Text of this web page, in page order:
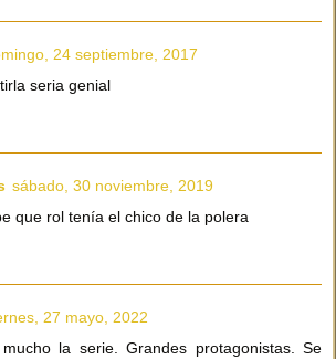
24 septiembre, 2017
seria genial
sábado, 30 noviembre, 2019
que rol tenía el chico de la polera
27 mayo, 2022
la serie. Grandes protagonistas. Se